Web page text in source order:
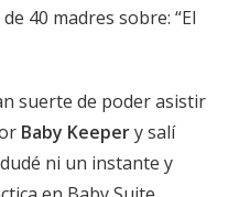
40 madres sobre: “El
suerte de poder asistir
Baby Keepery salí
ni un instante y